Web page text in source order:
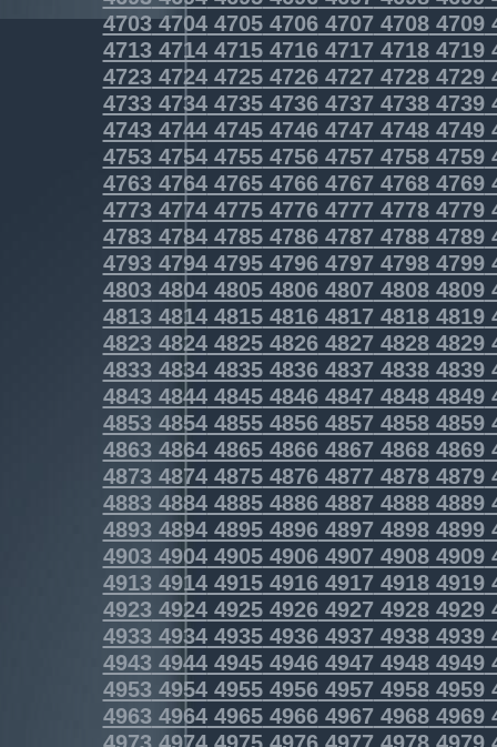
4703470447054706470747084709
4713471447154716471747184719
4723472447254726472747284729
4733473447354736473747384739
4743474447454746474747484749
4753475447554756475747584759
4763476447654766476747684769
4773477447754776477747784779
4783478447854786478747884789
4793479447954796479747984799
4803480448054806480748084809
4813481448154816481748184819
4823482448254826482748284829
4833483448354836483748384839
4843484448454846484748484849
4853485448554856485748584859
4863486448654866486748684869
4873487448754876487748784879
4883488448854886488748884889
4893489448954896489748984899
4903490449054906490749084909
4913491449154916491749184919
4923492449254926492749284929
4933493449354936493749384939
4943494449454946494749484949
4953495449554956495749584959
4963496449654966496749684969